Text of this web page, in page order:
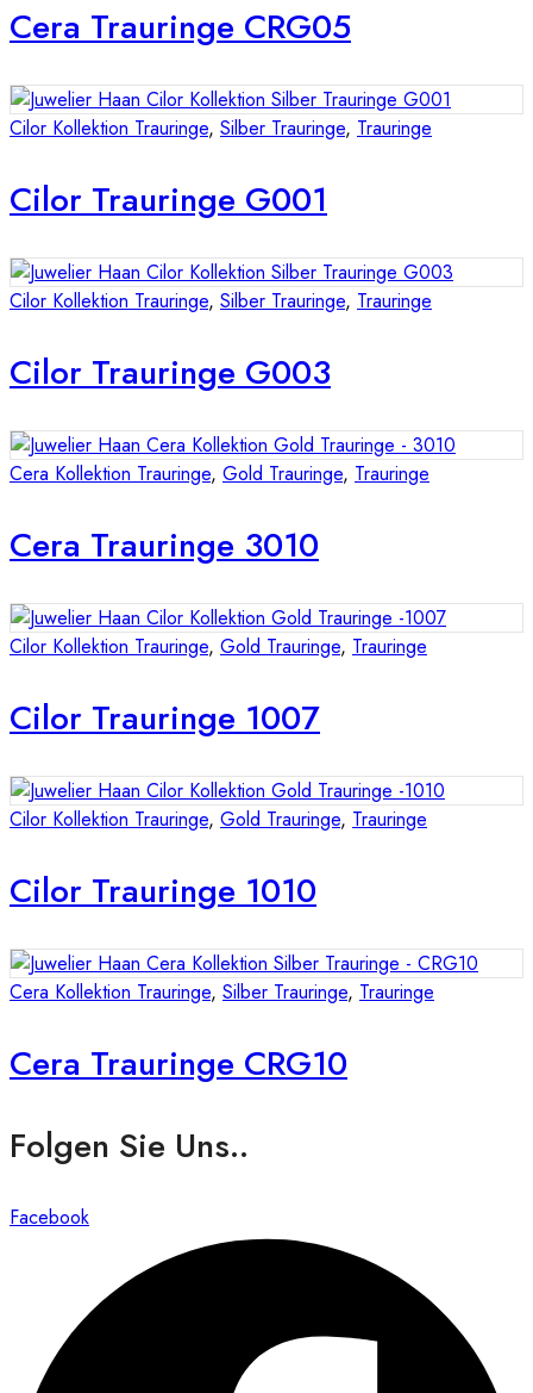
Cera Trauringe CRG05
Cilor Kollektion Trauringe, Silber Trauringe, Trauringe
Cilor Trauringe G001
Cilor Kollektion Trauringe, Silber Trauringe, Trauringe
Cilor Trauringe G003
Cera Kollektion Trauringe, Gold Trauringe, Trauringe
Cera Trauringe 3010
Cilor Kollektion Trauringe, Gold Trauringe, Trauringe
Cilor Trauringe 1007
Cilor Kollektion Trauringe, Gold Trauringe, Trauringe
Cilor Trauringe 1010
Cera Kollektion Trauringe, Silber Trauringe, Trauringe
Cera Trauringe CRG10
Folgen Sie Uns..
Facebook